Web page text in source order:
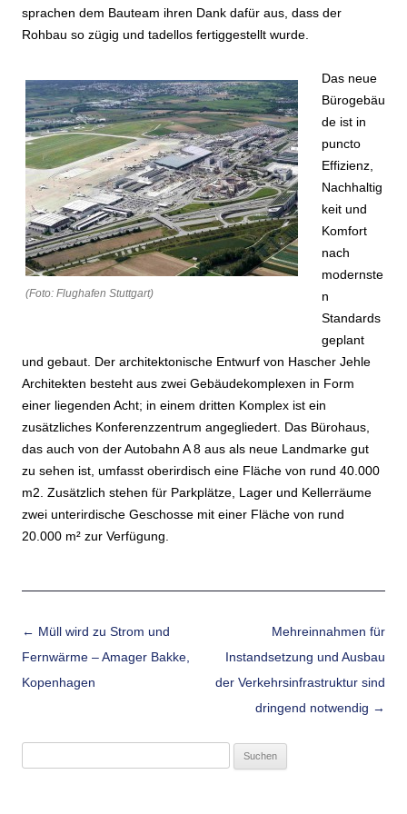
sprachen dem Bauteam ihren Dank dafür aus, dass der
Rohbau so zügig und tadellos fertiggestellt wurde.
(Foto: Flughafen Stuttgart)
Das neue
Bürogebäu
de ist in
puncto
Effizienz,
Nachhaltig
keit und
Komfort
nach
modernste
n
Standards
geplant
und gebaut. Der architektonische Entwurf von Hascher Jehle
Architekten besteht aus zwei Gebäudekomplexen in Form
einer liegenden Acht; in einem dritten Komplex ist ein
zusätzliches Konferenzzentrum angegliedert. Das Bürohaus,
das auch von der Autobahn A 8 aus als neue Landmarke gut
zu sehen ist, umfasst oberirdisch eine Fläche von rund 40.000
m2. Zusätzlich stehen für Parkplätze, Lager und Kellerräume
zwei unterirdische Geschosse mit einer Fläche von rund
20.000 m² zur Verfügung.
Beitrags-Navigation
← Müll wird zu Strom und
Fernwärme – Amager Bakke,
Kopenhagen
Mehreinnahmen für
Instandsetzung und Ausbau
der Verkehrsinfrastruktur sind
dringend notwendig →